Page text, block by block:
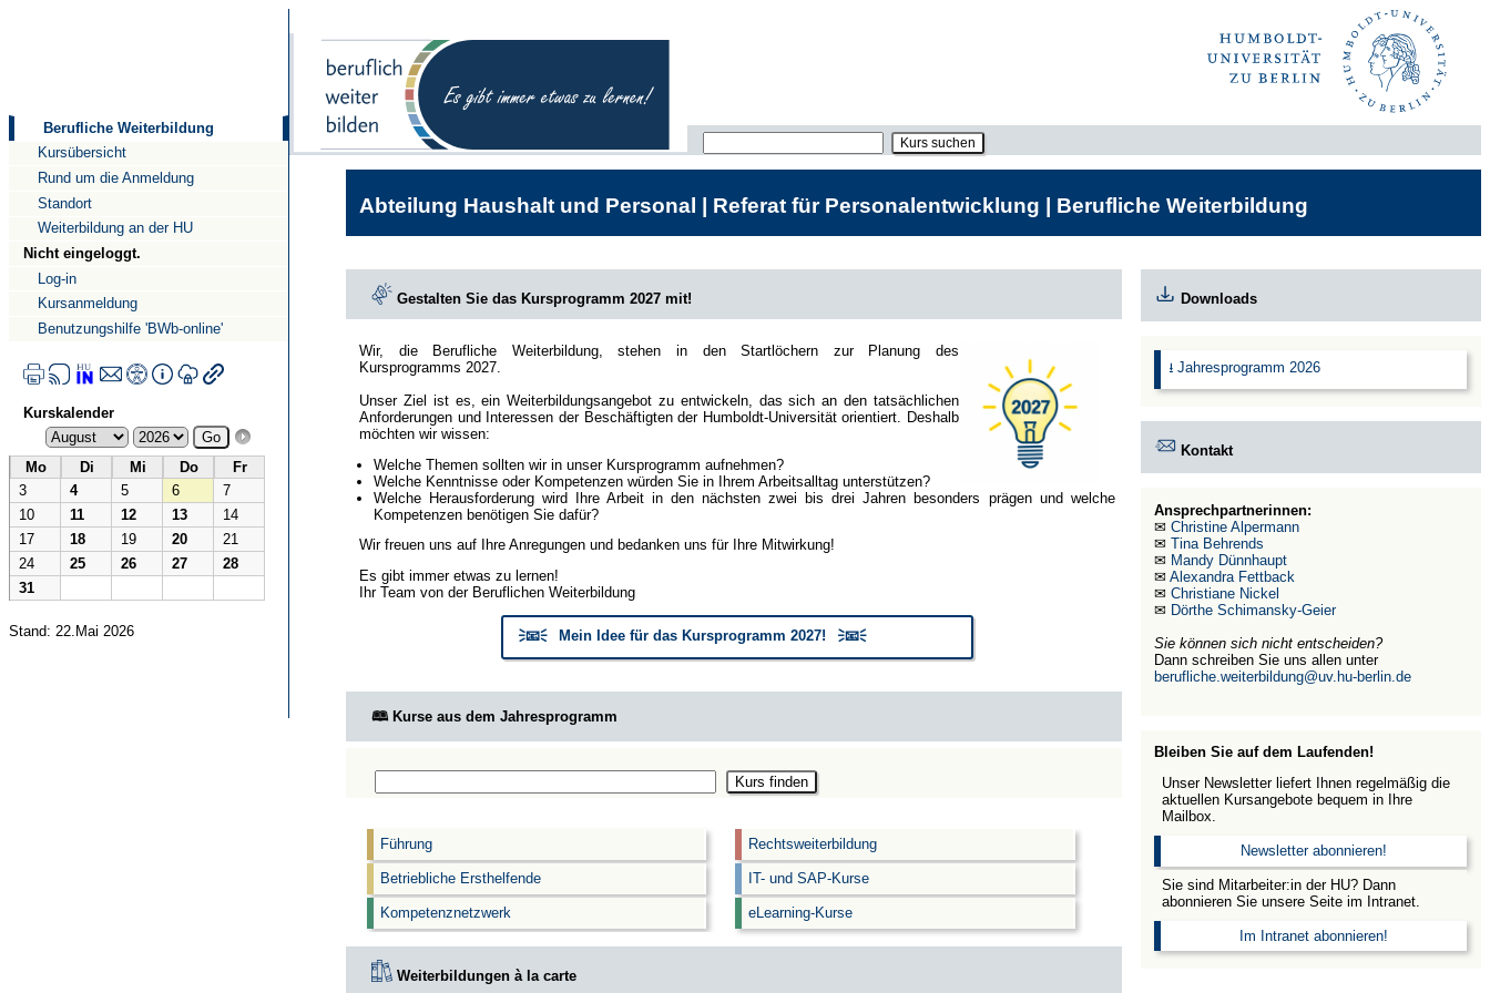
Berufliche Weiterbildung
Kursübersicht
Rund um die Anmeldung
Standort
Weiterbildung an der HU
Nicht eingeloggt.
Log-in
Kursanmeldung
Benutzungshilfe 'BWb-online'
Kurskalender
Mo Di Mi Do
Fr
3
4 5 6
7
10
11 12 13
14
17
18 19 20
21
24
25 26 27
28
31
Stand: 22.Mai 2026
Abteilung Haushalt und Personal | Referat für Personalentwicklung | Berufliche Weiterbildung
Gestalten Sie das Kursprogramm 2027 mit!
Wir, die Berufliche Weiterbildung, stehen in den Startlöchern zur Planung des
Kursprogramms 2027.
Unser Ziel ist es, ein Weiterbildungsangebot zu entwickeln, das sich an den tatsächlichen
Anforderungen und Interessen der Beschäftigten der Humboldt-Universität orientiert. Deshalb
möchten wir wissen:
Welche Themen sollten wir in unser Kursprogramm aufnehmen?
Welche Kenntnisse oder Kompetenzen würden Sie in Ihrem Arbeitsalltag unterstützen?
Welche Herausforderung wird Ihre Arbeit in den nächsten zwei bis drei Jahren besonders prägen und welche
Kompetenzen benötigen Sie dafür?
Wir freuen uns auf Ihre Anregungen und bedanken uns für Ihre Mitwirkung!
Es gibt immer etwas zu lernen!
Ihr Team von der Beruflichen Weiterbildung
🗦📧🗧 Mein Idee für das Kursprogramm 2027! 🗦📧🗧
🕮 Kurse aus dem Jahresprogramm
Führung
Betriebliche Ersthelfende
Kompetenznetzwerk
Rechtsweiterbildung
IT- und SAP-Kurse
eLearning-Kurse
Weiterbildungen à la carte
Downloads
⭳ Jahresprogramm 2026
Kontakt
Ansprechpartnerinnen:
✉Christine Alpermann
✉Tina Behrends
✉ Mandy Dünnhaupt
✉Alexandra Fettback
✉Christiane Nickel
✉ Dörthe Schimansky-Geier
Sie können sich nicht entscheiden?
Dann schreiben Sie uns allen unter
berufliche.weiterbildung@uv.hu-berlin.de
Bleiben Sie auf dem Laufenden!
Unser Newsletter liefert Ihnen regelmäßig die
aktuellen Kursangebote bequem in Ihre
Mailbox.
Newsletter abonnieren!
Sie sind Mitarbeiter:in der HU? Dann
abonnieren Sie unsere Seite im Intranet.
Im Intranet abonnieren!